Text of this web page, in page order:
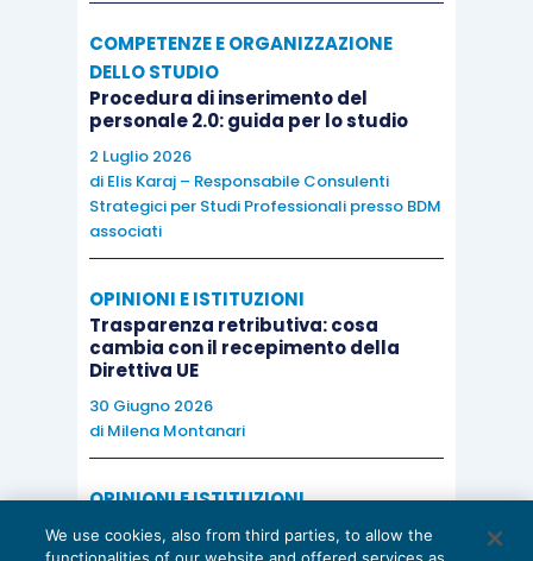
COMPETENZE E ORGANIZZAZIONE
DELLO STUDIO
Procedura di inserimento del
personale 2.0: guida per lo studio
2 Luglio 2026
di Elis Karaj – Responsabile Consulenti
Strategici per Studi Professionali presso BDM
associati
OPINIONI E ISTITUZIONI
Trasparenza retributiva: cosa
cambia con il recepimento della
Direttiva UE
30 Giugno 2026
di Milena Montanari
OPINIONI E ISTITUZIONI
Valorizzare il potenziale dello Studio:
una riflessione sul futuro della
We use cookies, also from third parties, to allow the